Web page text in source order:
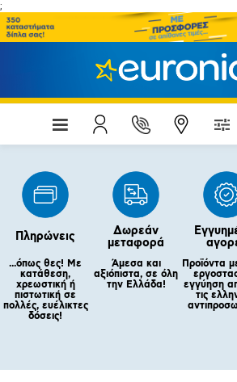
;
Πληρώνεις
...όπως θες! Με
κατάθεση,
χρεωστική ή
πιστωτική σε
πολλές, ευέλικτες
δόσεις!
Δωρεάν
μεταφορά
Άμεσα και
αξιόπιστα, σε όλη
την Ελλάδα!
Προϊόντα
εγγύηση
τις